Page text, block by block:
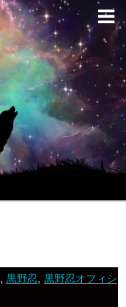
, 黒野忍, 黒野忍オフィシ